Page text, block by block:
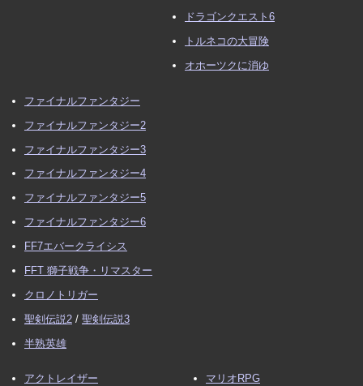
ドラゴンクエスト6
トルネコの大冒険
オホーツクに消ゆ
ファイナルファンタジー
ファイナルファンタジー2
ファイナルファンタジー3
ファイナルファンタジー4
ファイナルファンタジー5
ファイナルファンタジー6
FF7エバークライシス
FFT 獅子戦争・リマスター
クロノトリガー
聖剣伝説2 / 聖剣伝説3
半熟英雄
アクトレイザー
マリオRPG